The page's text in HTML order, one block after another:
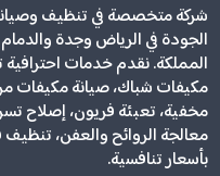
شركة متخصصة في تنظيف
الجودة في الرياض وجدة
المملكة. نقدم خدمات
مكيفات شباك، صيانة مكيفات
مخفية، تعبئة فريون، إصلاح
معالجة الروائح والعفن،
بأسعار تنافسية.